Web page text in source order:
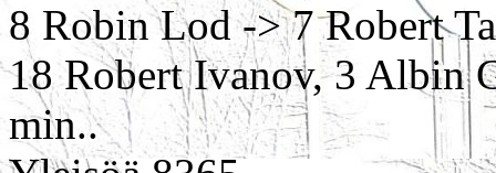
8 Robin Lod -> 7 Robert
18 Robert Ivanov, 3 Albin
min..